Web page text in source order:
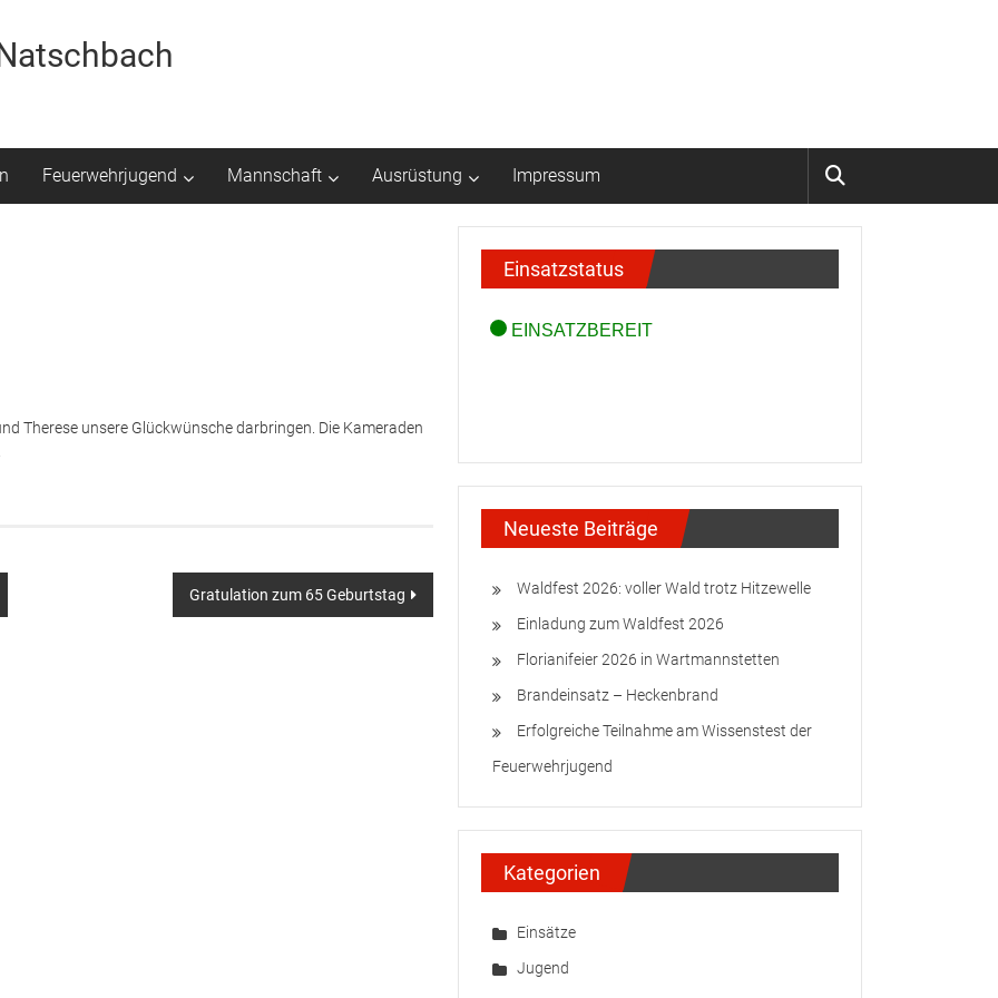
Feuerwehrjugend Mannschaft Ausrüstung Impressum
Therese unsere Glückwünsche darbringen. Die Kameraden
Gratulation zum 65 Geburtstag
Einsatzstatus
Neueste Beiträge
Waldfest 2026: voller Wald trotz Hitzewelle
Einladung zum Waldfest 2026
Florianifeier 2026 in Wartmannstetten
Brandeinsatz – Heckenbrand
Erfolgreiche Teilnahme am Wissenstest der
Feuerwehrjugend
Kategorien
Einsätze
Jugend